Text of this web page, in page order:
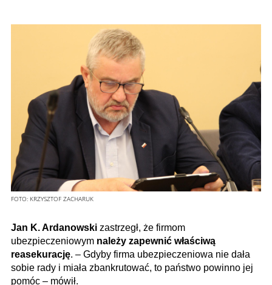
FOTO: KRZYSZTOF ZACHARUK
Jan K. Ardanowski zastrzegł, że firmom
ubezpieczeniowym należy zapewnić właściwą
reasekurację. – Gdyby firma ubezpieczeniowa nie dała
sobie rady i miała zbankrutować, to państwo powinno jej
pomóc – mówił.